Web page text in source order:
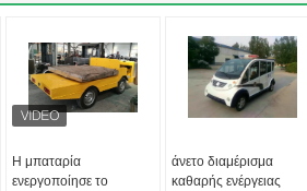
Η μπαταρία
ενεργοποίησε το
άνετο διαμέρισμα
καθαρής ενέργειας